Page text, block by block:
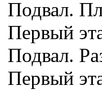
Подвал.
Первый
Подвал.
Первый